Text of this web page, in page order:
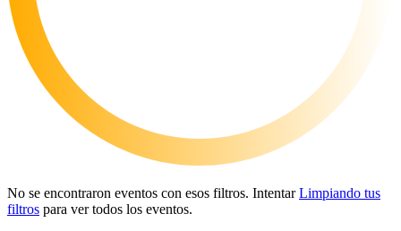
No se encontraron eventos con esos filtros. IntentarLimpiando tus
filtros para ver todos los eventos.